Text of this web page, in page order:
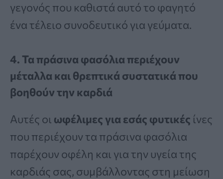
γεγονός που καθιστά αυτό το φαγητό
ένα τέλειο συνοδευτικό για γεύματα.
4. Τα πράσινα φασόλια περιέχουν
μέταλλα και θρεπτικά συστατικά που
βοηθούν την καρδιά
Αυτές οι ωφέλιμες για εσάς φυτικές ίνες
που περιέχουν τα πράσινα φασόλια
παρέχουν οφέλη και για την υγεία της
καρδιάς σας, συμβάλλοντας στη μείωση